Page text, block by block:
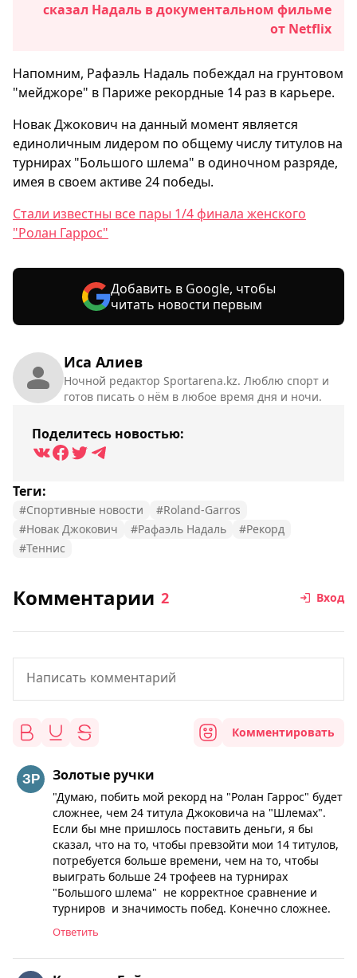
Иса Алиев
Ночной редактор Sportarena.kz. Люблю спорт и
готов писать о нём в любое время дня и ночи.
Поделитесь новостью:
Теги:
#Спортивные новости
#Roland-Garros
#Новак Джокович
#Рафаэль Надаль
#Рекорд
#Теннис
сказал Надаль в документальном фильме
от Netflix
Напомним, Рафаэль Надаль побеждал на грунтовом
"мейджоре" в Париже рекордные 14 раз в карьере.
Новак Джокович на данный момент является
единоличным лидером по общему числу титулов на
турнирах "Большого шлема" в одиночном разряде,
имея в своем активе 24 победы.
Стали известны все пары 1/4 финала женского
"Ролан Гаррос"
Добавить в Google, чтобы
читать новости первым
Комментарии 2 Вход
Комментировать
Золотые ручки
"Думаю, побить мой рекорд на "Ролан Гаррос" будет
сложнее, чем 24 титула Джоковича на "Шлемах".
Если бы мне пришлось поставить деньги, я бы
сказал, что на то, чтобы превзойти мои 14 титулов,
потребуется больше времени, чем на то, чтобы
выиграть больше 24 трофеев на турнирах
"Большого шлема" не корректное сравнение и
турниров и значимость побед. Конечно сложнее.
Ответить